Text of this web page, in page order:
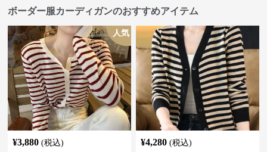
ボーダー服カーディガンのおすすめアイテム
人気
¥3,880 (税込)
¥4,280 (税込)